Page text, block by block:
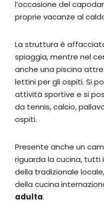
l’occasione del
proprie vacanze al
La struttura è
spiaggia, mentre nel
anche una piscina
lettini per gli ospiti. Si
attività sportive e si
da tennis, calcio,
ospiti.
Presente anche un
riguarda la cucina,
della tradizionale
della cucina
adulta.